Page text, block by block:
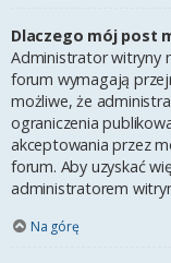
Dlaczego mój post
Administrator witryny
forum wymagają
możliwe, że
ograniczenia
akceptowania przez
forum. Aby uzyskać
administratorem
Na górę